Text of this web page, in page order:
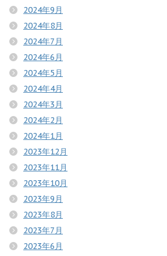
2024年9月
2024年8月
2024年7月
2024年6月
2024年5月
2024年4月
2024年3月
2024年2月
2024年1月
2023年12月
2023年11月
2023年10月
2023年9月
2023年8月
2023年7月
2023年6月